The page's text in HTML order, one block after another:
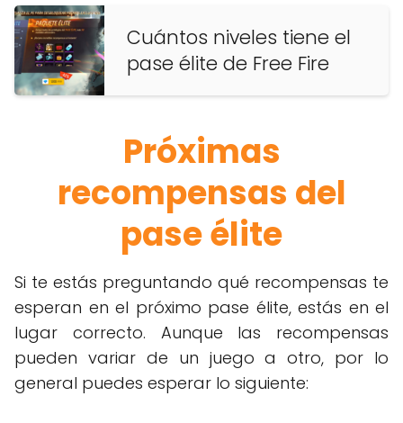
Cuántos niveles tiene el
pase élite de Free Fire
Próximas
recompensas del
pase élite
Si te estás preguntando qué recompensas te
esperan en el próximo pase élite, estás en el
lugar correcto. Aunque las recompensas
pueden variar de un juego a otro, por lo
general puedes esperar lo siguiente: